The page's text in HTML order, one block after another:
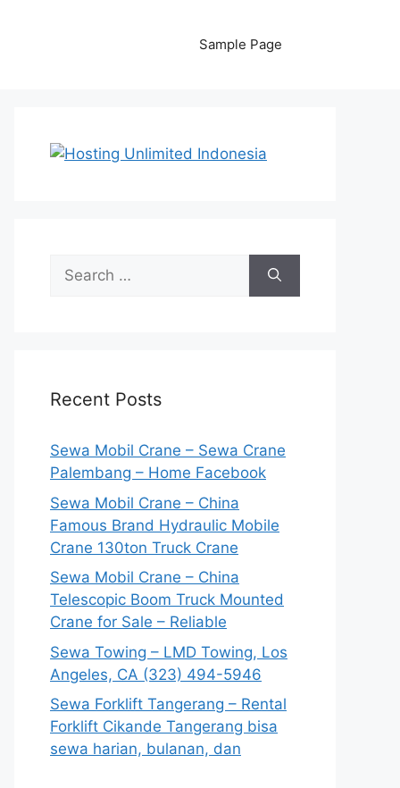
Sample Page
Search
for:
Recent Posts
Sewa Mobil Crane – Sewa Crane
Palembang – Home Facebook
Sewa Mobil Crane – China
Famous Brand Hydraulic Mobile
Crane 130ton Truck Crane
Sewa Mobil Crane – China
Telescopic Boom Truck Mounted
Crane for Sale – Reliable
Sewa Towing – LMD Towing, Los
Angeles, CA (323) 494-5946
Sewa Forklift Tangerang – Rental
Forklift Cikande Tangerang bisa
sewa harian, bulanan, dan